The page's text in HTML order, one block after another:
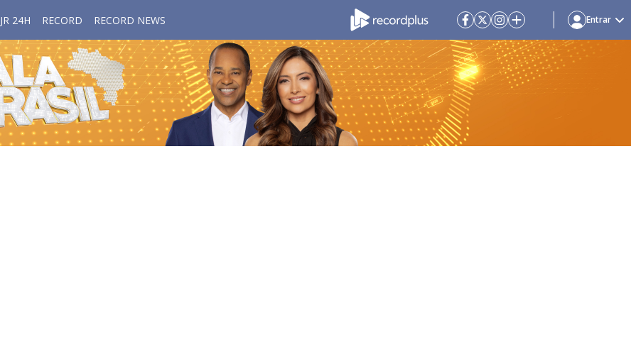
JR 24H RECORD RECORD NEWS Entrar